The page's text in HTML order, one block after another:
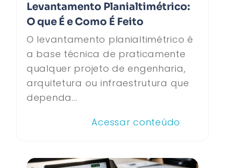
Levantamento Planialtimétrico:
O que É e Como É Feito
O levantamento planialtimétrico é
a base técnica de praticamente
qualquer projeto de engenharia,
arquitetura ou infraestrutura que
dependa...
Acessar conteúdo